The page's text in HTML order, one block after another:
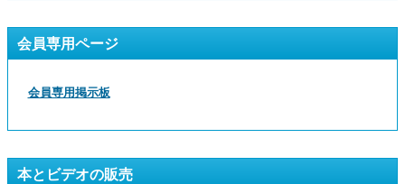
会員専用ページ
会員専用掲示板
本とビデオの販売